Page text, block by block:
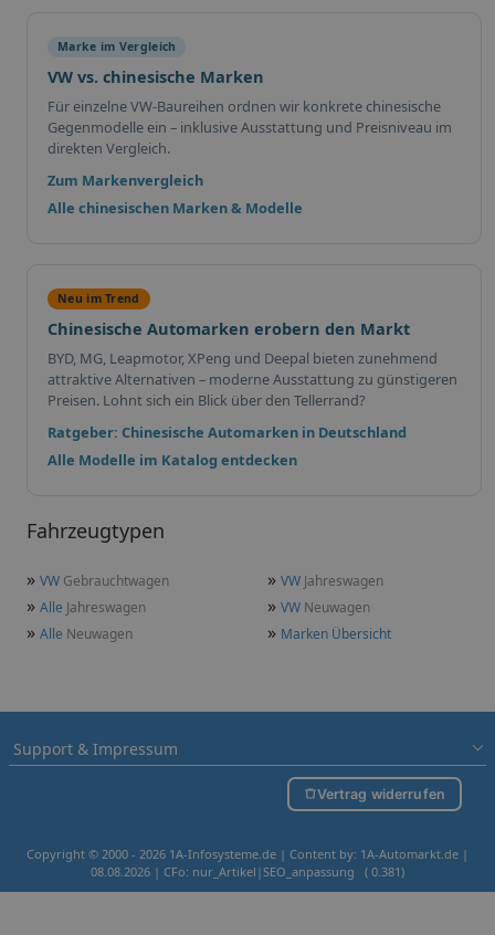
Marke im Vergleich
VW vs. chinesische Marken
Für einzelne VW-Baureihen ordnen wir konkrete chinesische
Gegenmodelle ein – inklusive Ausstattung und Preisniveau im
direkten Vergleich.
Zum Markenvergleich
Alle chinesischen Marken & Modelle
Neu im Trend
Chinesische Automarken erobern den Markt
BYD, MG, Leapmotor, XPeng und Deepal bieten zunehmend
attraktive Alternativen – moderne Ausstattung zu günstigeren
Preisen. Lohnt sich ein Blick über den Tellerrand?
Ratgeber: Chinesische Automarken in Deutschland
Alle Modelle im Katalog entdecken
Fahrzeugtypen
» VW Gebrauchtwagen » VW Jahreswagen
» Alle Jahreswagen » VW Neuwagen
» Alle Neuwagen » Marken Übersicht
Support & Impressum
Vertrag widerrufen
Copyright © 2000 - 2026 1A-Infosysteme.de | Content by: 1A-Automarkt.de |
08.08.2026 | CFo: nur_Artikel|SEO_anpassung ( 0.381)